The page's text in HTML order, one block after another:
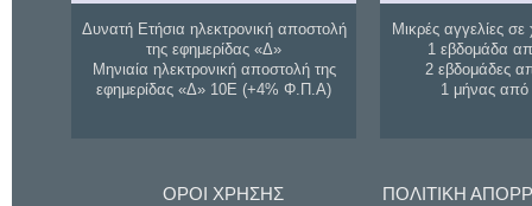
Δυνατή Ετήσια ηλεκτρονική αποστολή
της εφημερίδας «Δ»
Μηνιαία ηλεκτρονική αποστολή της
εφημερίδας «Δ» 10Ε (+4% Φ.Π.Α)
Μικρές αγγελίες σε
1 εβδομάδα
2 εβδομάδες
1 μήνας
ΟΡΟΙ ΧΡΗΣΗΣ ΠΟΛΙΤΙΚΗ